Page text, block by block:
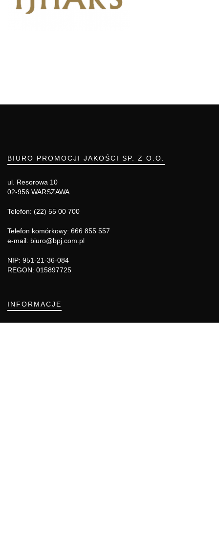
BIURO PROMOCJI JAKOŚCI SP. Z O.O.
ul. Resorowa 10
02-956 WARSZAWA
Telefon: (22) 55 00 700
Telefon komórkowy: 666 855 557
e-mail: biuro@bpj.com.pl
NIP: 951-21-36-084
REGON: 015897725
INFORMACJE